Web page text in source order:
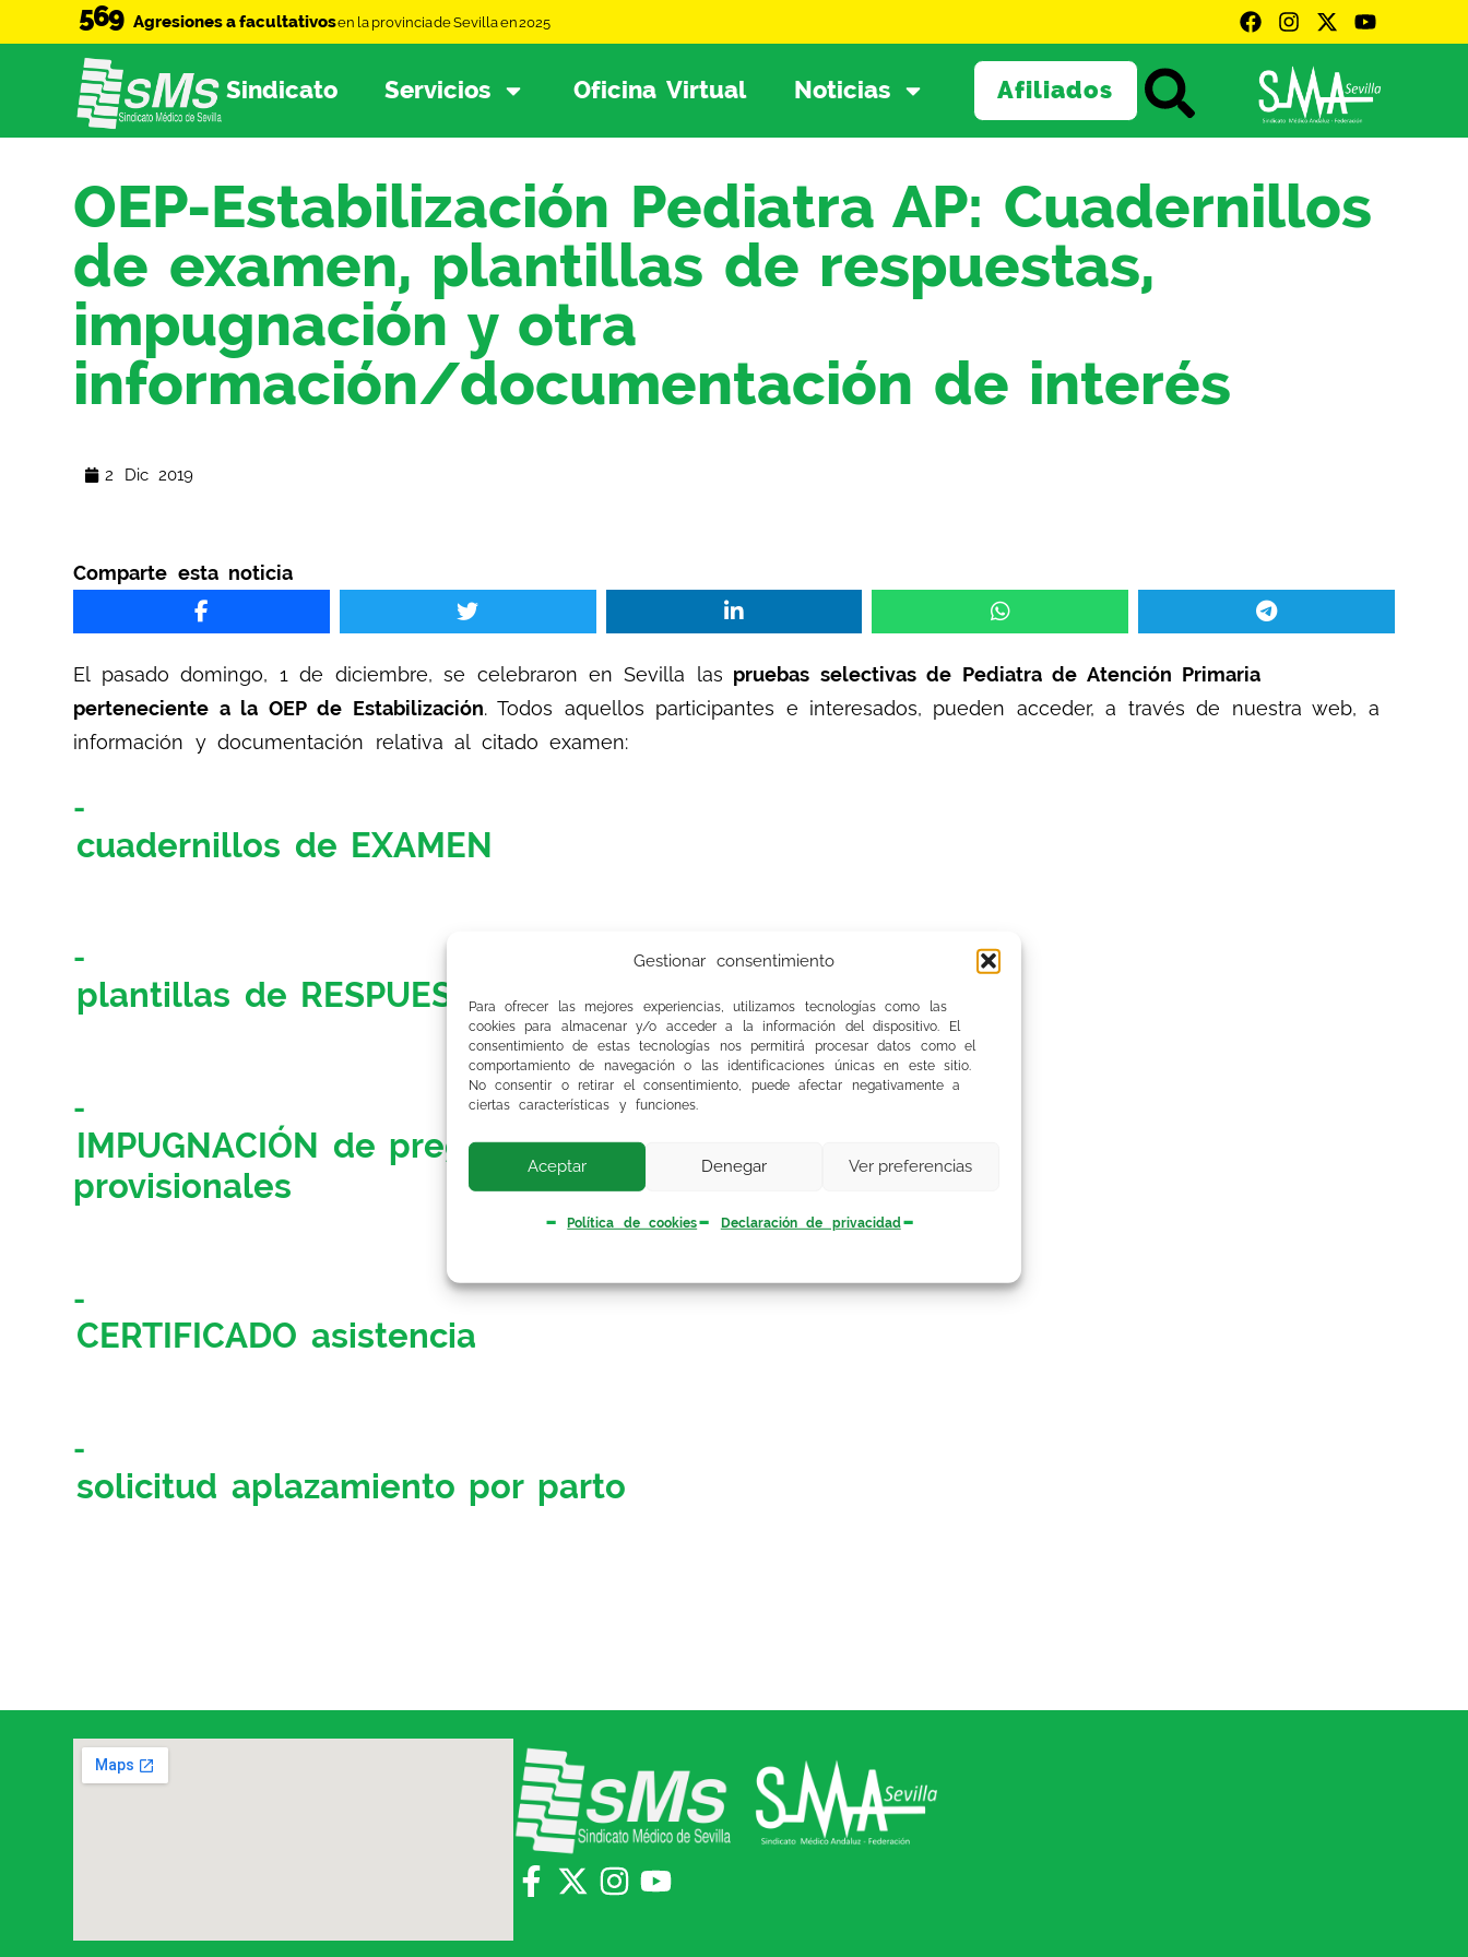
Gestionar consentimiento
Para ofrecer las mejores experiencias, utilizamos tecnologías como las
cookies para almacenar y/o acceder a la información del dispositivo. El
consentimiento de estas tecnologías nos permitirá procesar datos como el
comportamiento de navegación o las identificaciones únicas en este sitio.
No consentir o retirar el consentimiento, puede afectar negativamente a
ciertas características y funciones.
Aceptar Denegar Ver preferencias
Política de cookies Declaración de privacidad
Agresiones a facultativosen la provincia de Sevilla en 2025
569
Sindicato Servicios Oficina Virtual Noticias Afiliados
OEP-Estabilización Pediatra AP: Cuadernillos
de examen, plantillas de respuestas,
impugnación y otra
información/documentación de interés
2 Dic 2019
Comparte esta noticia
El pasado domingo, 1 de diciembre, se celebraron en Sevilla las pruebas selectivas de Pediatra de Atención Primaria
perteneciente a la OEP de Estabilización. Todos aquellos participantes e interesados, pueden acceder, a través de nuestra web, a
información y documentación relativa al citado examen:
cuadernillos de EXAMEN
plantillas de RESPUESTAS
IMPUGNACIÓN de preguntas o respuestas
provisionales
CERTIFICADO asistencia
solicitud aplazamiento por parto